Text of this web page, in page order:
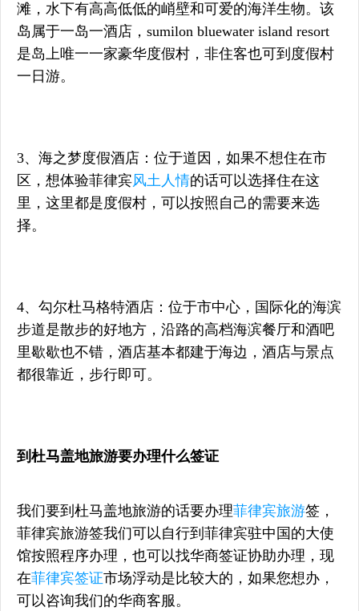
滩，水下有高高低低的峭壁和可爱的海洋生物。该
岛属于一岛一酒店，sumilon bluewater island resort
是岛上唯一一家豪华度假村，非住客也可到度假村
一日游。
3、海之梦度假酒店：位于道因，如果不想住在市
区，想体验菲律宾风土人情的话可以选择住在这
里，这里都是度假村，可以按照自己的需要来选
择。
4、勾尔杜马格特酒店：位于市中心，国际化的海滨
步道是散步的好地方，沿路的高档海滨餐厅和酒吧
里歇歇也不错，酒店基本都建于海边，酒店与景点
都很靠近，步行即可。
到杜马盖地旅游要办理什么签证
我们要到杜马盖地旅游的话要办理菲律宾旅游签，
菲律宾旅游签我们可以自行到菲律宾驻中国的大使
馆按照程序办理，也可以找华商签证协助办理，现
在菲律宾签证市场浮动是比较大的，如果您想办，
可以咨询我们的华商客服。